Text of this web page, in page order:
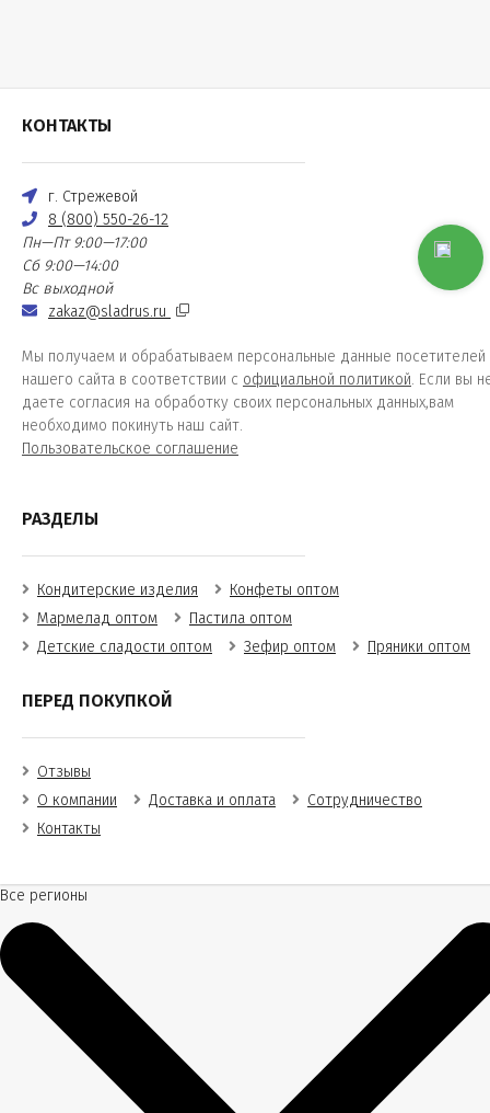
КОНТАКТЫ
г. Стрежевой
8 (800) 550-26-12
Пн—Пт 9:00—17:00
Сб 9:00—14:00
Вс выходной
zakaz@sladrus.ru
Мы получаем и обрабатываем персональные данные посетителей
нашего сайта в соответствии с официальной политикой. Если вы
даете согласия на обработку своих персональных данных,вам
необходимо покинуть наш сайт.
Пользовательское соглашение
РАЗДЕЛЫ
Кондитерские изделия
Конфеты оптом
Мармелад оптом
Пастила оптом
Детские сладости оптом
Зефир оптом Пряники оптом
ПЕРЕД ПОКУПКОЙ
Отзывы
О компании
Доставка и оплата
Сотрудничество
Контакты
Все регионы